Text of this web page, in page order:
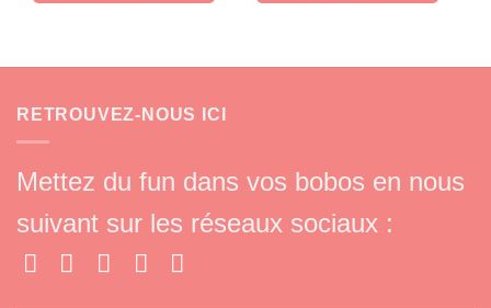
RETROUVEZ-NOUS ICI
Mettez du fun dans vos bobos en nous
suivant sur les réseaux sociaux :